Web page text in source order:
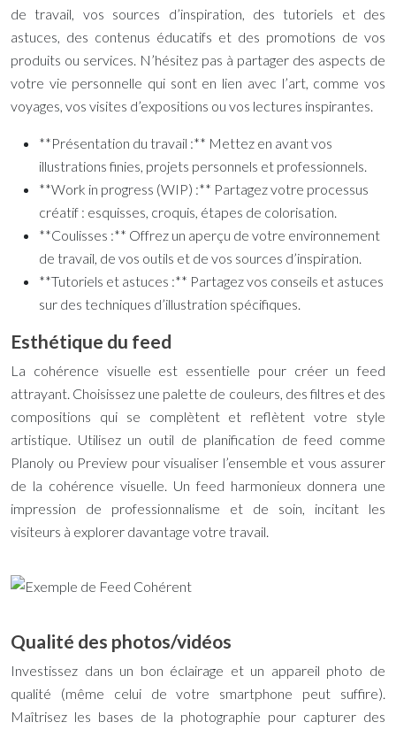
de travail, vos sources d’inspiration, des tutoriels et des
astuces, des contenus éducatifs et des promotions de vos
produits ou services. N’hésitez pas à partager des aspects de
votre vie personnelle qui sont en lien avec l’art, comme vos
voyages, vos visites d’expositions ou vos lectures inspirantes.
**Présentation du travail :** Mettez en avant vos
illustrations finies, projets personnels et professionnels.
**Work in progress (WIP) :** Partagez votre processus
créatif : esquisses, croquis, étapes de colorisation.
**Coulisses :** Offrez un aperçu de votre environnement
de travail, de vos outils et de vos sources d’inspiration.
**Tutoriels et astuces :** Partagez vos conseils et astuces
sur des techniques d’illustration spécifiques.
Esthétique du feed
La cohérence visuelle est essentielle pour créer un feed
attrayant. Choisissez une palette de couleurs, des filtres et des
compositions qui se complètent et reflètent votre style
artistique. Utilisez un outil de planification de feed comme
Planoly ou Preview pour visualiser l’ensemble et vous assurer
de la cohérence visuelle. Un feed harmonieux donnera une
impression de professionnalisme et de soin, incitant les
visiteurs à explorer davantage votre travail.
Qualité des photos/vidéos
Investissez dans un bon éclairage et un appareil photo de
qualité (même celui de votre smartphone peut suffire).
Maîtrisez les bases de la photographie pour capturer des